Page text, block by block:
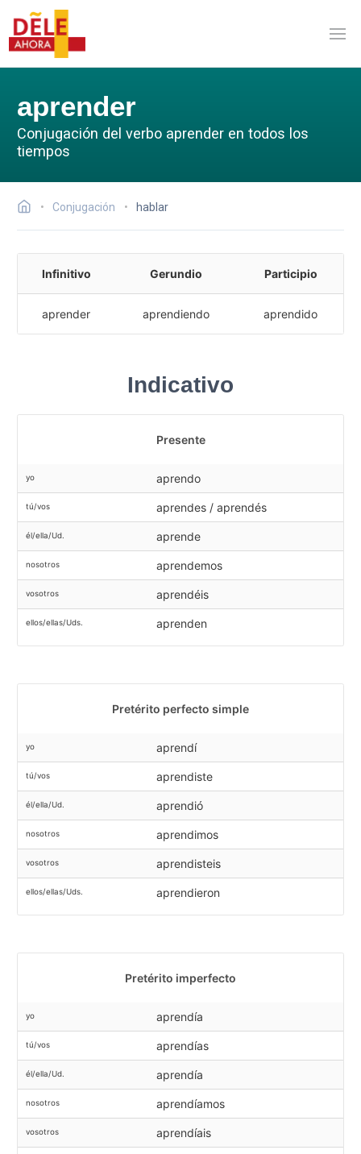
aprender
Conjugación del verbo aprender en todos los
tiempos
Conjugación hablar
Infinitivo Gerundio Participio
aprender aprendiendo aprendido
Indicativo
Presente
yo aprendo
tú/vos aprendes / aprendés
él/ella/Ud. aprende
nosotros aprendemos
vosotros aprendéis
ellos/ellas/Uds. aprenden
Pretérito perfecto simple
yo aprendí
tú/vos aprendiste
él/ella/Ud. aprendió
nosotros aprendimos
vosotros aprendisteis
ellos/ellas/Uds. aprendieron
Pretérito imperfecto
yo aprendía
tú/vos aprendías
él/ella/Ud. aprendía
nosotros aprendíamos
vosotros aprendíais